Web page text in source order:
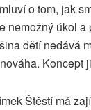
o tom, jak
nemožný úkol a
dětí nedává
Koncept
Štěstí má